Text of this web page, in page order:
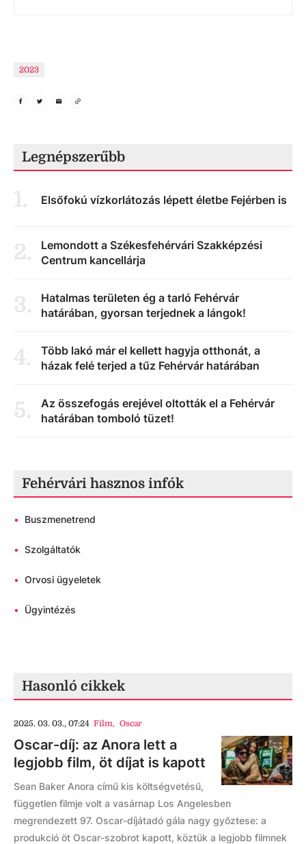
2023
Legnépszerűbb
1. Elsőfokú vízkorlátozás lépett életbe Fejérben is
2.
Lemondott a Székesfehérvári Szakképzési
Centrum kancellárja
3.
Hatalmas területen ég a tarló Fehérvár
határában, gyorsan terjednek a lángok!
4.
Több lakó már el kellett hagyja otthonát, a
házak felé terjed a tűz Fehérvár határában
5.
Az összefogás erejével oltották el a Fehérvár
határában tomboló tüzet!
Fehérvári hasznos infók
• Buszmenetrend
• Szolgáltatók
• Orvosi ügyeletek
• Ügyintézés
Hasonló cikkek
2025. 03. 03., 07:24 Film, Oscar
Oscar-díj: az Anora lett a
legjobb film, öt díjat is kapott
Sean Baker Anora című kis költségvetésű,
független filmje volt a vasárnap Los Angelesben
megrendezett 97. Oscar-díjátadó gála nagy győztese: a
produkció öt Oscar-szobrot kapott, köztük a legjobb filmnek